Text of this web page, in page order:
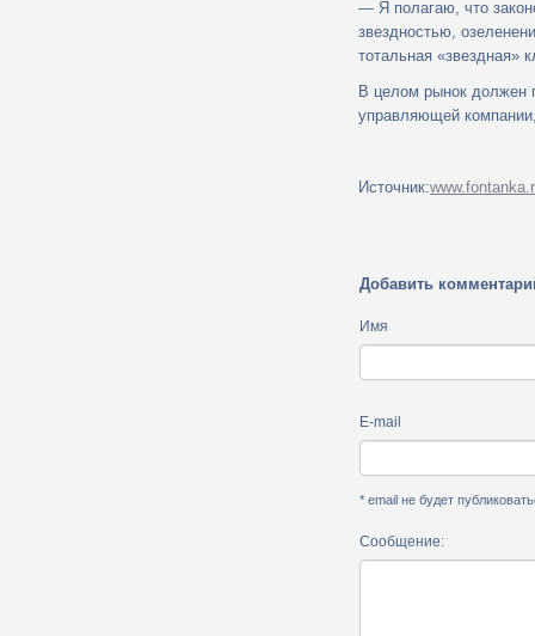
— Я полагаю, что
звездностью,
тотальная «звездная»
В целом рынок должен
управляющей
Источник:
Добавить
Имя
E-mail
* email не будет
Сообщение: